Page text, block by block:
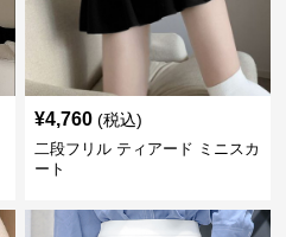
¥4,760 (税込)
二段フリル ティアード ミニスカ
ート